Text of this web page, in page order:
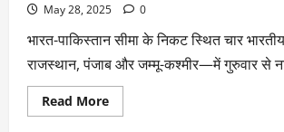
May 28, 2025 0
भारत-पाकिस्तान सीमा के निकट स्थित चार
राजस्थान, पंजाब और जम्मू-कश्मीर—में गुरुवार से
Read More